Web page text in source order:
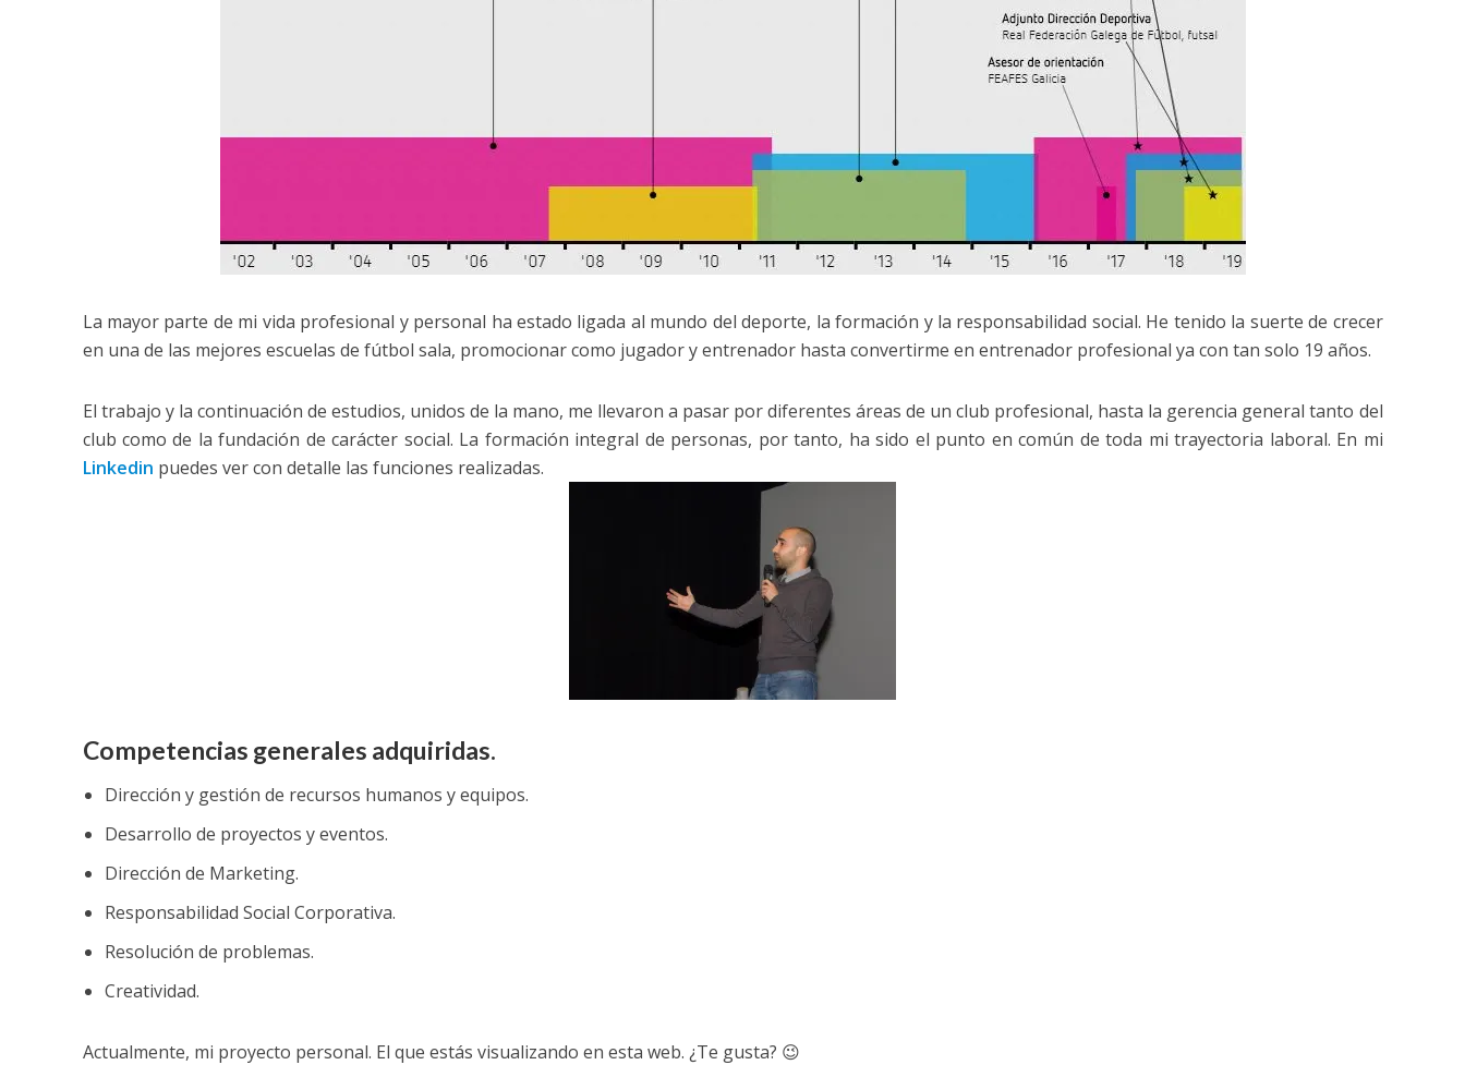
La mayor parte de mi vida profesional y personal ha estado ligada al mundo del deporte, la formación y la responsabilidad social. He tenido la suerte de crecer
en una de las mejores escuelas de fútbol sala, promocionar como jugador y entrenador hasta convertirme en entrenador profesional ya con tan solo 19 años.
El trabajo y la continuación de estudios, unidos de la mano, me llevaron a pasar por diferentes áreas de un club profesional, hasta la gerencia general tanto del
club como de la fundación de carácter social. La formación integral de personas, por tanto, ha sido el punto en común de toda mi trayectoria laboral. En mi
Linkedin puedes ver con detalle las funciones realizadas.
Competencias generales adquiridas.
Dirección y gestión de recursos humanos y equipos.
Desarrollo de proyectos y eventos.
Dirección de Marketing.
Responsabilidad Social Corporativa.
Resolución de problemas.
Creatividad.
Actualmente, mi proyecto personal. El que estás visualizando en esta web. ¿Te gusta? 😉